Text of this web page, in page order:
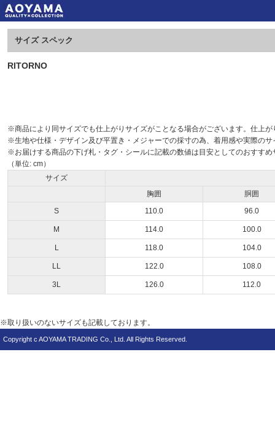
サイズ スペック
RITORNO
※商品により同サイズでも仕上がりサイズがことなる場合がございます。仕上
※生地や仕様・デザイン及び平置き・メジャーでの採寸の為、着用感や実際の
※お届けする商品の下げ札・タグ・シールに記載の数値は目安としてのおすす
（単位: cm）
サイズ
胸囲
胴囲
S
110.0 96.0
M 114.0 100.0
L 118.0 104.0
LL 122.0 108.0
3L 126.0 112.0
※取り扱いのないサイズも記載しております。
Copyright c AOYAMA TRADING Co., Ltd. All Rights Reserved.